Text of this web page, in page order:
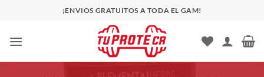
contenido
¡ENVIOS GRATUITOS A TODA EL GAM!